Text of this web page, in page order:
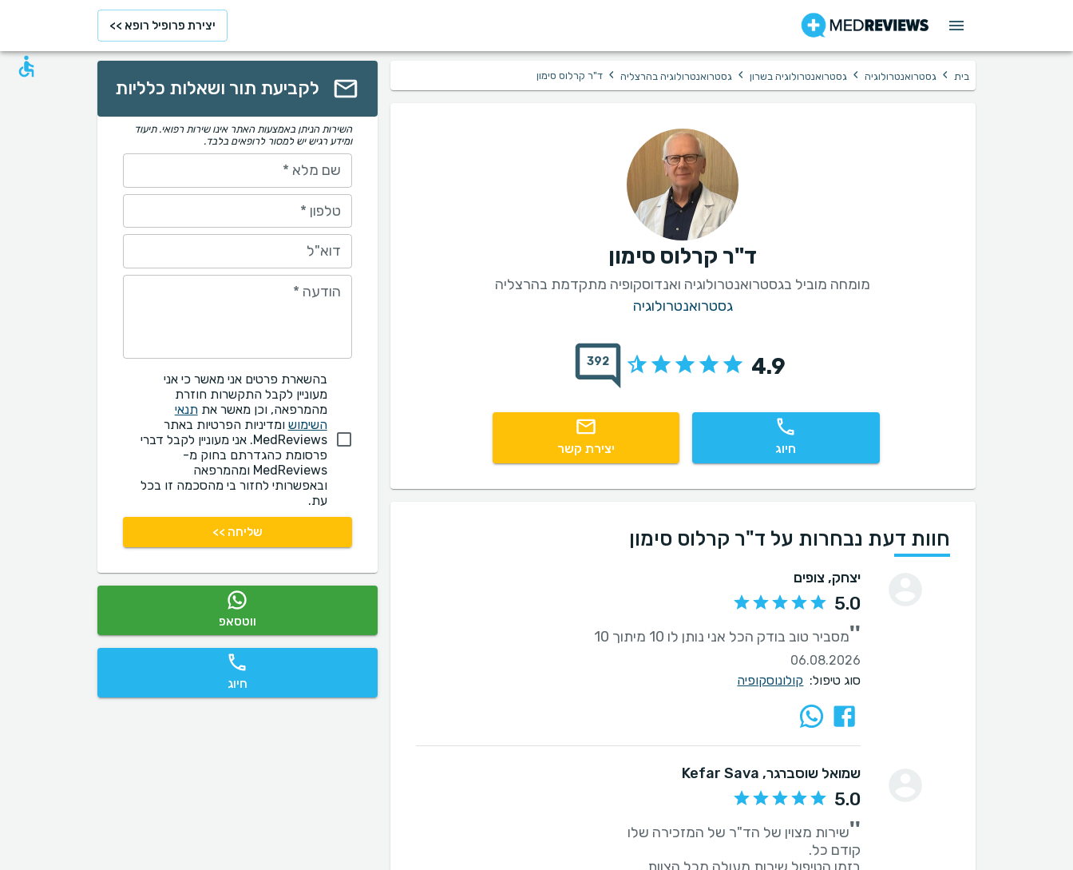
יצירת פרופיל רופא >>
בית › גסטרואנטרולוגיה › גסטרואנטרולוגיה בשרון › גסטרואנטרולוגיה בהרצליה › ד"ר קרלוס סימון
ד"ר קרלוס סימון
מומחה מוביל בגסטרואנטרולוגיה ואנדוסקופיה מתקדמת בהרצליה
גסטרואנטרולוגיה
4.9
392
חיוג יצירת קשר
חוות דעת נבחרות על ד"ר קרלוס סימון
יצחק, צופים
5.0
''מסביר טוב בודק הכל אני נותן לו 10 מיתוך 10
06.08.2026
סוג טיפול: קולונוסקופיה
שמואל שוסברגר, Kefar Sava
5.0
''
לקביעת תור ושאלות כלליות
השירות הניתן באמצעות האתר אינו שירות רפואי. תיעוד
ומידע רגיש יש למסור לרופאים בלבד.
שם מלא *
טלפון *
דוא"ל
הודעה *
בהשארת פרטים אני מאשר כי אני
מעוניין לקבל התקשרות חוזרת
מהמרפאה, וכן מאשר אתתנאי
השימוש ומדיניות הפרטיות באתר
MedReviews. אני מעוניין לקבל דברי
פרסומת כהגדרתם בחוק מ-
MedReviews ומהמרפאה
ובאפשרותי לחזור בי מהסכמה זו בכל
עת.
שליחה >>
ווטסאפ
חיוג